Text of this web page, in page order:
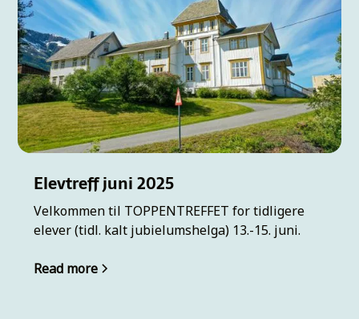
Elevtreff juni 2025
Velkommen til TOPPENTREFFET for tidligere
elever (tidl. kalt jubielumshelga) 13.-15. juni.
Read more